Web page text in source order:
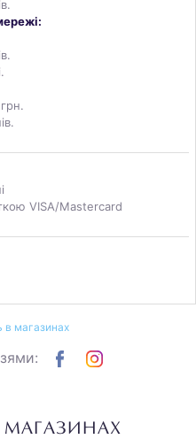
VISA/Mastercard
в магазинах
МАГАЗИНАХ